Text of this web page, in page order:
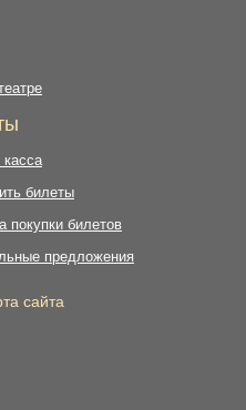
билеты
покупки билетов
предложения
сайта